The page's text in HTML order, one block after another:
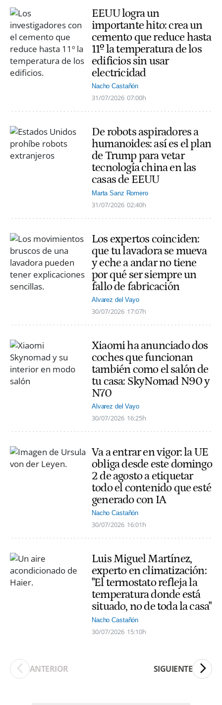
EEUU logra un
importante hito: crea un
cemento que reduce hasta
11º la temperatura de los
edificios sin usar
electricidad
Nacho Castañón
31/07/2026 07:00h
De robots aspiradores a
humanoides: así es el plan
de Trump para vetar
tecnología china en las
casas de EEUU
Marta Sanz Romero
31/07/2026 02:40h
Los expertos coinciden:
que tu lavadora se mueva
y eche a andar no tiene
por qué ser siempre un
fallo de fabricación
Alvarez del Vayo
30/07/2026 17:07h
Xiaomi ha anunciado dos
coches que funcionan
también como el salón de
tu casa: SkyNomad N90 y
N70
Alvarez del Vayo
30/07/2026 16:25h
Va a entrar en vigor: la UE
obliga desde este domingo
2 de agosto a etiquetar
todo el contenido que esté
generado con IA
Nacho Castañón
30/07/2026 16:01h
Luis Miguel Martínez,
experto en climatización:
"El termostato refleja la
temperatura donde está
situado, no de toda la casa"
Nacho Castañón
30/07/2026 15:10h
ANTERIOR SIGUIENTE